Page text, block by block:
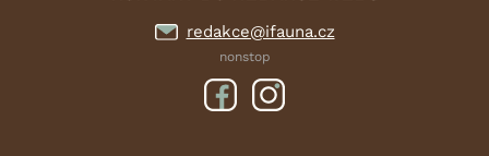
redakce@ifauna.cz
nonstop